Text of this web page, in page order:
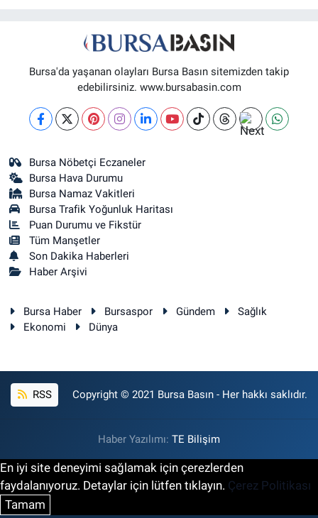
Bursa'da yaşanan olayları Bursa Basın sitemizden takip
edebilirsiniz. www.bursabasin.com
Bursa Nöbetçi Eczaneler
Bursa Hava Durumu
Bursa Namaz Vakitleri
Bursa Trafik Yoğunluk Haritası
Puan Durumu ve Fikstür
Tüm Manşetler
Son Dakika Haberleri
Haber Arşivi
Bursa Haber Bursaspor Gündem
Sağlık
Ekonomi
Dünya
RSS Copyright © 2021 Bursa Basın - Her hakkı saklıdır.
Haber Yazılımı: TE Bilişim
En iyi site deneyimi sağlamak için çerezlerden
faydalanıyoruz. Detaylar için lütfen tıklayın. Çerez Politikası
Tamam